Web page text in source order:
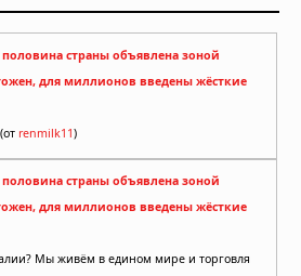
половина страны объявлена зоной
для миллионов введены жёсткие
(от renmilk11)
половина страны объявлена зоной
для миллионов введены жёсткие
Мы живём в едином мире и торговля